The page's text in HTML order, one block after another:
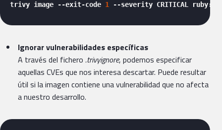
trivy image --exit-code 1 --severity CRITICAL ruby:
Ignorar vulnerabilidades específicas
A través del fichero .trivyignore, podemos especificar
aquellas CVEs que nos interesa descartar. Puede resultar
útil si la imagen contiene una vulnerabilidad que no afecta
a nuestro desarrollo.